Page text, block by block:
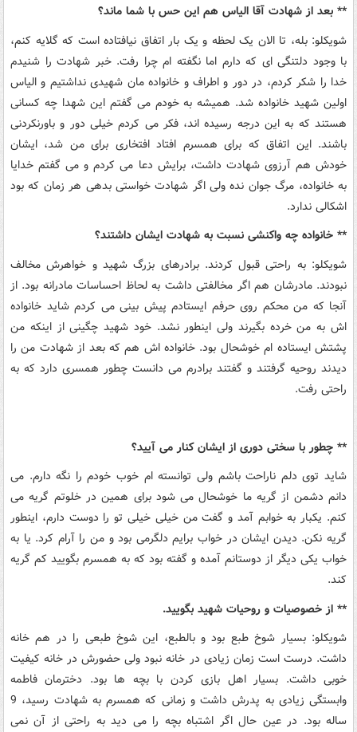
** بعد از شهادت آقا الیاس هم این حس با شما ماند؟
شویکلو: بله، تا الان یک لحظه و یک بار اتفاق نیافتاده است که گلایه کنم،
با وجود دلتنگی ای که دارم اما نگفته ام چرا رفت. خبر شهادت را شنیدم
خدا را شکر کردم، در دور و اطراف و خانواده مان شهیدی نداشتیم و الیاس
اولین شهید خانواده شد. همیشه به خودم می گفتم این شهدا چه کسانی
هستند که به این درجه رسیده اند، فکر می کردم خیلی دور و باورنکردنی
باشند. این اتفاق که برای همسرم افتاد افتخاری برای من شد، ایشان
خودش هم آرزوی شهادت داشت، برایش دعا می کردم و می گفتم خدایا
به خانواده، مرگ جوان نده ولی اگر شهادت خواستی بدهی هر زمان که بود
اشکالی ندارد.
** خانواده چه واکنشی نسبت به شهادت ایشان داشتند؟
شویکلو: به راحتی قبول کردند. برادرهای بزرگ شهید و خواهرش مخالف
نبودند. مادرشان هم اگر مخالفتی داشت به لحاظ احساسات مادرانه بود. از
آنجا که من محکم روی حرفم ایستادم پیش بینی می کردم شاید خانواده
اش به من خرده بگیرند ولی اینطور نشد. خود شهید چگینی از اینکه من
پشتش ایستاده ام خوشحال بود. خانواده اش هم که بعد از شهادت من را
دیدند روحیه گرفتند و گفتند برادرم می دانست چطور همسری دارد که به
راحتی رفت.
** چطور با سختی دوری از ایشان کنار می آیید؟
شاید توی دلم ناراحت باشم ولی توانسته ام خوب خودم را نگه دارم. می
دانم دشمن از گریه ما خوشحال می شود برای همین در خلوتم گریه می
کنم. یکبار به خوابم آمد و گفت من خیلی خیلی تو را دوست دارم، اینطور
گریه نکن. دیدن ایشان در خواب برایم دلگرمی بود و من را آرام کرد. یا به
خواب یکی دیگر از دوستانم آمده و گفته بود که به همسرم بگویید کم گریه
کند.
** از خصوصیات و روحیات شهید بگویید.
شویکلو: بسیار شوخ طبع بود و بالطبع، این شوخ طبعی را در هم خانه
داشت. درست است زمان زیادی در خانه نبود ولی حضورش در خانه کیفیت
خوبی داشت. بسیار اهل بازی کردن با بچه ها بود. دخترمان فاطمه
وابستگی زیادی به پدرش داشت و زمانی که همسرم به شهادت رسید، 9
ساله بود. در عین حال اگر اشتباه بچه را می دید به راحتی از آن نمی